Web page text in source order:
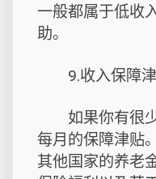
一般都属于低收
助。
9.收入保障
如果你有很少
每月的保障津贴
其他国家的养老